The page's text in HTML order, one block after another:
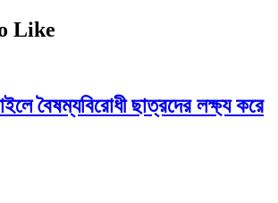
Like
বৈষম্যবিরোধী ছাত্রদের লক্ষ্য করে